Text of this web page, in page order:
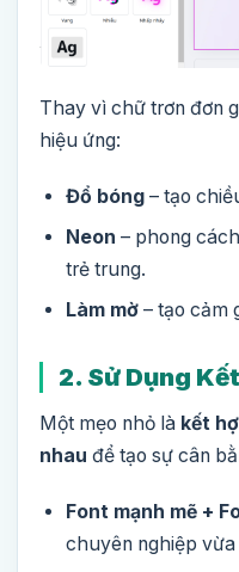
Thay vì chữ trơn đơn
hiệu ứng:
Đổ bóng – tạo
Neon – phong
trẻ trung.
Làm mờ – tạo cảm
2. Sử Dụng
Một mẹo nhỏ là kết
nhau để tạo sự cân
Font mạnh mẽ +
chuyên nghiệp vừa